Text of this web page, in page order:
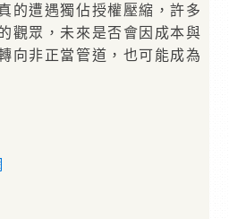
的遭遇獨佔授權壓縮，許多
觀眾，未來是否會因成本與
向非正當管道，也可能成為